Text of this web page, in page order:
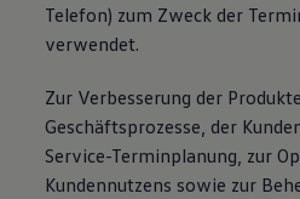
Telefon) zum Zweck der
verwendet.
Zur Verbesserung der
Geschäftsprozesse, der
Service-Terminplanung, zur
Kundennutzens sowie zur